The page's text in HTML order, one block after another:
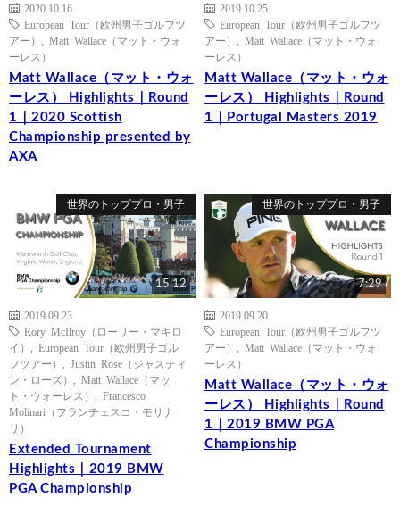
2020.10.16
European Tour（欧州男子ゴルフツ
アー）
Matt Wallace（マット・ウォ
ーレス）
Matt Wallace（マット・ウォ
ーレス） Highlights｜Round
1｜2020 Scottish
Championship presented by
AXA
2019.10.25
European Tour（欧州男子ゴルフツ
アー）
Matt Wallace（マット・ウォ
ーレス）
Matt Wallace（マット・ウォ
ーレス） Highlights｜Round
1｜Portugal Masters 2019
世界のトッププロ・男子
15:12
2019.09.23
Rory McIlroy（ローリー・マキロ
イ）
European Tour（欧州男子ゴル
フツアー）
Justin Rose（ジャスティ
ン・ローズ）
Matt Wallace（マッ
ト・ウォーレス）
Francesco
Molinari（フランチェスコ・モリナ
リ）
Extended Tournament
Highlights｜2019 BMW
PGA Championship
世界のトッププロ・男子
7:29
2019.09.20
European Tour（欧州男子ゴルフツ
アー）
Matt Wallace（マット・ウォ
ーレス）
Matt Wallace（マット・ウォ
ーレス） Highlights｜Round
1｜2019 BMW PGA
Championship